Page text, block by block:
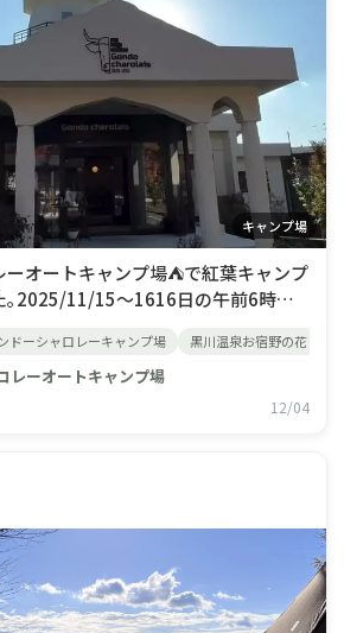
キャンプ場
オートキャンプ場⛺️で紅葉キャンプ
｡2025/11/15〜1616日の午前6時の
。冬のテント泊はストーブとダウンの
は九重連山登山のキャンプ地として
すぐ近
ドーシャロレーキャンプ場 黒川温泉お宿野の花
レーオートキャンプ場
12/04